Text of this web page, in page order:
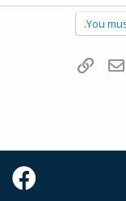
You
דואר אלקטרוני